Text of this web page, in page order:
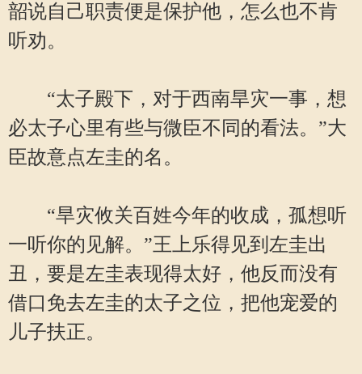
韶说自己职责便是保护他，怎么也不肯
听劝。
“太子殿下，对于西南旱灾一事，想
必太子心里有些与微臣不同的看法。”大
臣故意点左圭的名。
“旱灾攸关百姓今年的收成，孤想听
一听你的见解。”王上乐得见到左圭出
丑，要是左圭表现得太好，他反而没有
借口免去左圭的太子之位，把他宠爱的
儿子扶正。